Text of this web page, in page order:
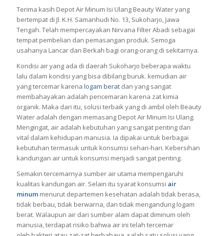
Terima kasih Depot Air Minum Isi Ulang Beauty Water yang
bertempat di Jl. K.H. Samanhudi No. 13, Sukoharjo, Jawa
Tengah. Telah mempercayakan Nirvana Filter Abadi sebagai
tempat pembelian dan pemasangan produk. Semoga
usahanya Lancar dan Berkah bagi orang-orang di sekitarnya.
Kondisi air yang ada di daerah Sukoharjo beberapa waktu
lalu dalam kondisi yang bisa dibilang buruk. kemudian air
yang tercemar karena logam beratdan yang sangat
membahayakan adalah pencemaran karena zat kimia
organik. Maka dari itu, solusi terbaik yang di ambil oleh Beauty
Water adalah dengan memasang Depot Air Minum Isi Ulang.
Mengingat, air adalah kebutuhan yang sangat penting dan
vital dalam kehidupan manusia. Ia dipakai untuk berbagai
kebutuhan termasuk untuk konsumsi sehari-hari. Kebersihan
kandungan air untuk konsumsi menjadi sangat penting.
Semakin tercemarnya sumber air utama mempengaruhi
kualitas kandungan air. Selain itu syarat konsumsi air
minummenurut departemen kesehatan adalah tidak berasa,
tidak berbau, tidak berwarna, dan tidak mengandung logam
berat. Walaupun air dari sumber alam dapat diminum oleh
manusia, terdapat risiko bahwa air ini telah tercemar